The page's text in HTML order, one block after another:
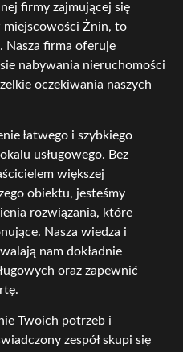
firmy zajmującej się
miejscowości Żnin, to
Nasza firma oferuje
nabywania nieruchomości
oczekiwania naszych
łatwego i szybkiego
usługowego. Bez
większej
obiektu, jesteśmy
rozwiązania, które
Nasza wiedza i
nam dokładnie
oraz zapewnić
Twoich potrzeb i
zespół skupi się